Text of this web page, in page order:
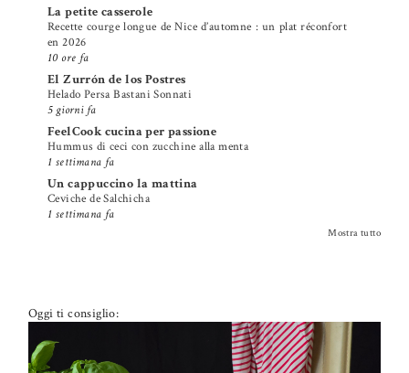
La petite casserole
Recette courge longue de Nice d’automne : un plat réconfort
en 2026
10 ore fa
El Zurrón de los Postres
Helado Persa Bastani Sonnati
5 giorni fa
FeelCook cucina per passione
Hummus di ceci con zucchine alla menta
1 settimana fa
Un cappuccino la mattina
Ceviche de Salchicha
1 settimana fa
Mostra tutto
Oggi ti consiglio: